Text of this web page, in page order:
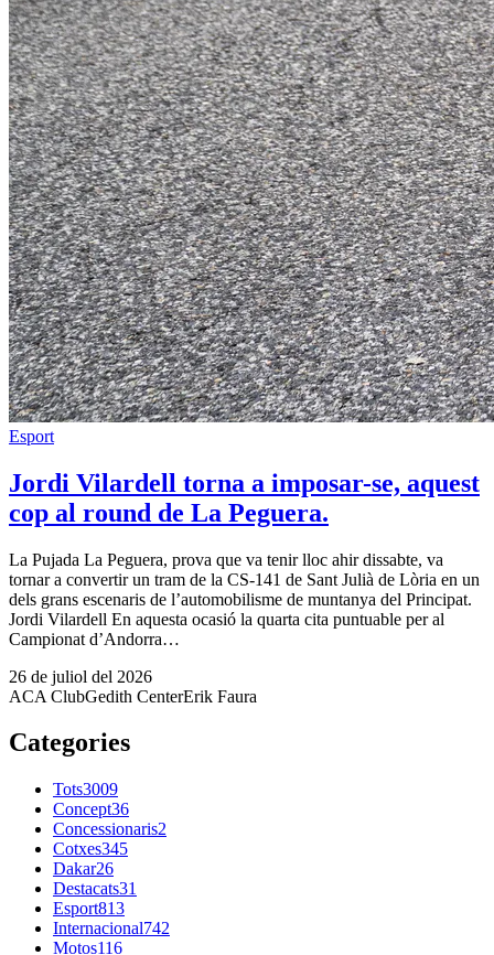
Esport
Jordi Vilardell torna a imposar-se, aquest
cop al round de La Peguera.
La Pujada La Peguera, prova que va tenir lloc ahir dissabte, va
tornar a convertir un tram de la CS-141 de Sant Julià de Lòria en un
dels grans escenaris de l’automobilisme de muntanya del Principat.
Jordi Vilardell En aquesta ocasió la quarta cita puntuable per al
Campionat d’Andorra…
26 de juliol del 2026
ACA ClubGedith CenterErik Faura
Categories
Tots3009
Concept36
Concessionaris2
Cotxes345
Dakar26
Destacats31
Esport813
Internacional742
Motos116